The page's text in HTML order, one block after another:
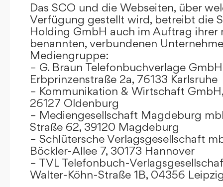
Das SCO und die Webseiten, über
Verfügung gestellt wird, betreibt die
Holding GmbH auch im Auftrag ihrer
benannten, verbundenen
Mediengruppe:
– G. Braun Telefonbuchverlage GmbH
Erbprinzenstraße 2a, 76133 Karlsruhe
– Kommunikation & Wirtschaft
26127 Oldenburg
– Mediengesellschaft Magdeburg
Straße 62, 39120 Magdeburg
– Schlütersche Verlagsgesellschaft
Böckler-Allee 7, 30173 Hannover
– TVL Telefonbuch-
Walter-Köhn-Straße 1B, 04356